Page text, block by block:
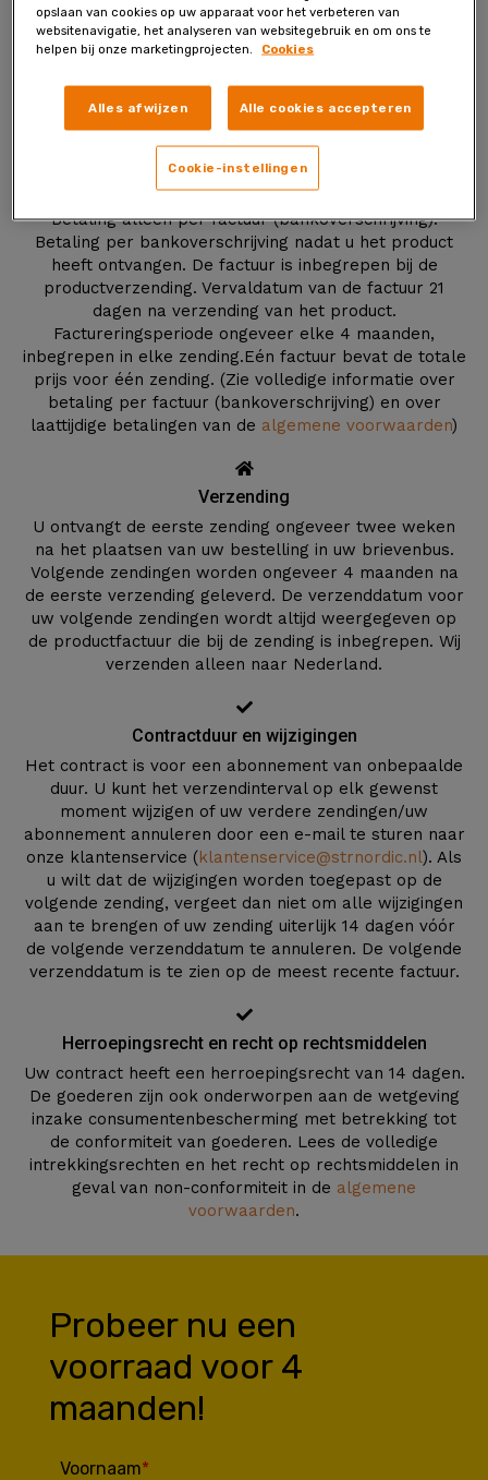
Totale prijs voor eerste verzending: €49,90 (totale prijs
bij normaal gebruik: ongeveer €12,48/maand).
Totale productprijs is inclusief BTW + verzendkosten.
Betaling
Betaling alleen per factuur (bankoverschrijving).
Betaling per bankoverschrijving nadat u het product
heeft ontvangen. De factuur is inbegrepen bij de
productverzending. Vervaldatum van de factuur 21
dagen na verzending van het product.
Factureringsperiode ongeveer elke 4 maanden,
inbegrepen in elke zending.Eén factuur bevat de totale
prijs voor één zending. (Zie volledige informatie over
betaling per factuur (bankoverschrijving) en over
laattijdige betalingen van de algemene voorwaarden)
Verzending
U ontvangt de eerste zending ongeveer twee weken
na het plaatsen van uw bestelling in uw brievenbus.
Volgende zendingen worden ongeveer 4 maanden na
de eerste verzending geleverd. De verzenddatum voor
uw volgende zendingen wordt altijd weergegeven op
de productfactuur die bij de zending is inbegrepen. Wij
verzenden alleen naar Nederland.
Contractduur en wijzigingen
Het contract is voor een abonnement van onbepaalde
duur. U kunt het verzendinterval op elk gewenst
moment wijzigen of uw verdere zendingen/uw
abonnement annuleren door een e-mail te sturen naar
onze klantenservice (klantenservice@strnordic.nl). Als
u wilt dat de wijzigingen worden toegepast op de
volgende zending, vergeet dan niet om alle wijzigingen
aan te brengen of uw zending uiterlijk 14 dagen vóór
de volgende verzenddatum te annuleren. De volgende
verzenddatum is te zien op de meest recente factuur.
Herroepingsrecht en recht op rechtsmiddelen
Uw contract heeft een herroepingsrecht van 14 dagen.
De goederen zijn ook onderworpen aan de wetgeving
inzake consumentenbescherming met betrekking tot
de conformiteit van goederen. Lees de volledige
intrekkingsrechten en het recht op rechtsmiddelen in
geval van non-conformiteit in de algemene
voorwaarden.
Probeer nu een
voorraad voor 4
maanden!
Voornaam
opslaan van cookies op uw apparaat voor het verbeteren van
websitenavigatie, het analyseren van websitegebruik en om ons te
helpen bij onze marketingprojecten.
Cookies
Alles afwijzen Alle cookies accepteren
Cookie-instellingen